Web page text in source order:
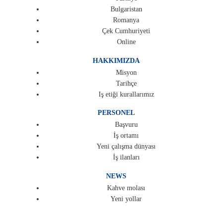
Bulgaristan
Romanya
Çek Cumhuriyeti
Online
HAKKIMIZDA
Misyon
Tarihçe
Iş etiği kurallarımız
PERSONEL
Başvuru
İş ortamı
Yeni çalışma dünyası
İş ilanları
NEWS
Kahve molası
Yeni yollar